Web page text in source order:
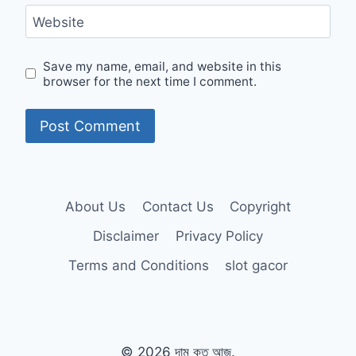
Website
Save my name, email, and website in this
browser for the next time I comment.
About Us Contact Us
Copyright
Disclaimer
Privacy Policy
Terms and Conditions
slot gacor
© 2026 দাম কত আজ.